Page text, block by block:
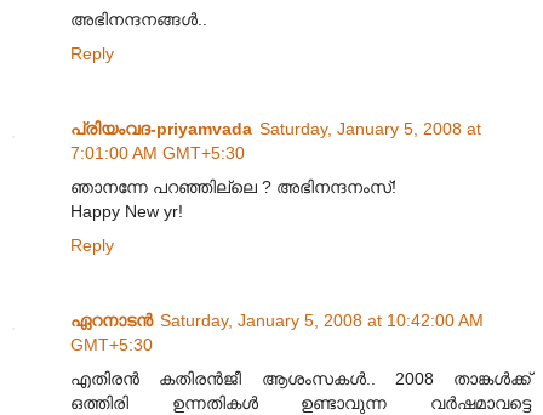
അഭിനന്ദനങ്ങള്‍..
Reply
പ്രിയംവദ-priyamvada Saturday, January 5, 2008 at
7:01:00 AM GMT+5:30
ഞാനന്നേ പറഞ്ഞില്ലെ ? അഭിനന്ദനംസ്‌!
Happy New yr!
Reply
ഏറനാടന്‍ Saturday, January 5, 2008 at 10:42:00 AM
GMT+5:30
എതിരന്‍ കതിരന്‍‌ജീ ആശംസകള്‍.. 2008 താങ്കള്‍‌ക്ക്
ഒത്തിരി ഉന്നതികള്‍ ഉണ്ടാവുന്ന വര്‍‌ഷമാവട്ടെ